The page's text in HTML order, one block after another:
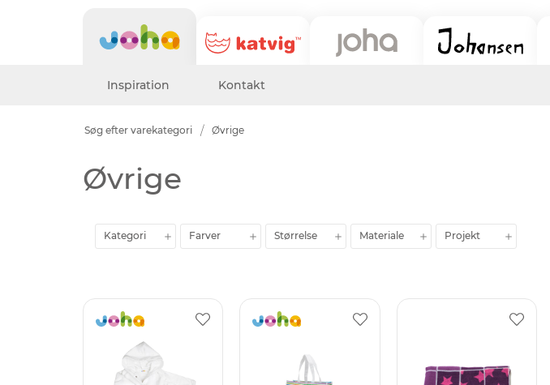
Inspiration Kontakt
Søg efter varekategori Øvrige
Øvrige
Kategori Farver Størrelse Materiale Projekt